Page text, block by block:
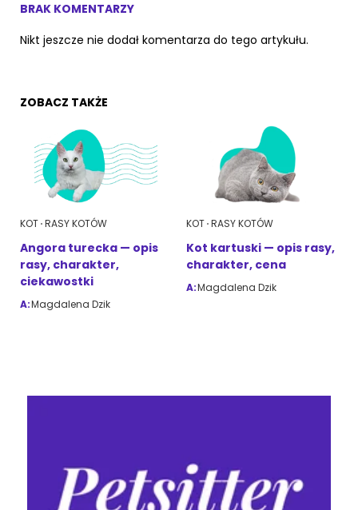
BRAK KOMENTARZY
Nikt jeszcze nie dodał komentarza do tego artykułu.
ZOBACZ TAKŻE
KOT RASY KOTÓW
Angora turecka — opis
rasy, charakter,
ciekawostki
A:Magdalena Dzik
KOT RASY KOTÓW
Kot kartuski — opis rasy,
charakter, cena
A:Magdalena Dzik